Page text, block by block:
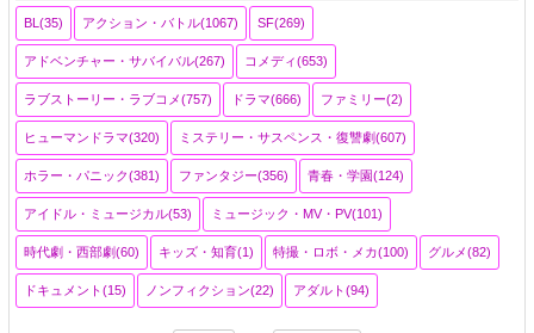
BL(35) アクション・バトル(1067) SF(269)
アドベンチャー・サバイバル(267) コメディ(653)
ラブストーリー・ラブコメ(757) ドラマ(666) ファミリー(2)
ヒューマンドラマ(320) ミステリー・サスペンス・復讐劇(607)
ホラー・パニック(381) ファンタジー(356) 青春・学園(124)
アイドル・ミュージカル(53) ミュージック・MV・PV(101)
時代劇・西部劇(60) キッズ・知育(1) 特撮・ロボ・メカ(100) グルメ(82)
ドキュメント(15) ノンフィクション(22) アダルト(94)